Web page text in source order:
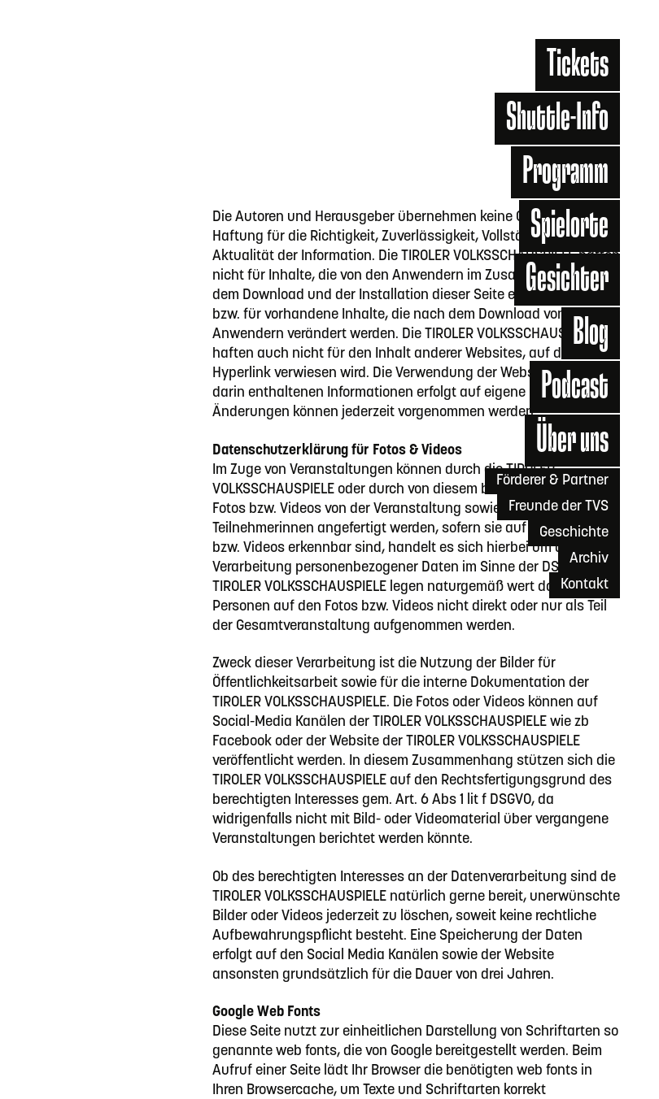
Tickets
Shuttle-Info
Menu
Programm
Spielorte
Gesichter
Blog
Podcast
Über uns
Förderer & Partner
Freunde der TVS
Geschichte
Archiv
Kontakt
Die Autoren und Herausgeber übernehmen keine Gewähr und
Haftung für die Richtigkeit, Zuverlässigkeit, Vollständigkeit und
Aktualität der Information. Die TIROLER VOLKSSCHAUSPIELE haften
nicht für Inhalte, die von den Anwendern im Zusammenhang mit
dem Download und der Installation dieser Seite erstellt werden,
bzw. für vorhandene Inhalte, die nach dem Download von den
Anwendern verändert werden. Die TIROLER VOLKSSCHAUSPIELE
haften auch nicht für den Inhalt anderer Websites, auf die mittels
Hyperlink verwiesen wird. Die Verwendung der Website und der
darin enthaltenen Informationen erfolgt auf eigene Gefahr.
Änderungen können jederzeit vorgenommen werden.
Datenschutzerklärung für Fotos & Videos
Im Zuge von Veranstaltungen können durch die TIROLER
VOLKSSCHAUSPIELE oder durch von diesem beauftragte Dritte
Fotos bzw. Videos von der Veranstaltung sowie den
Teilnehmerinnen angefertigt werden, sofern sie auf diesen Fotos
bzw. Videos erkennbar sind, handelt es sich hierbei um die
Verarbeitung personenbezogener Daten im Sinne der DSGVO. Die
TIROLER VOLKSSCHAUSPIELE legen naturgemäß wert darauf, dass
Personen auf den Fotos bzw. Videos nicht direkt oder nur als Teil
der Gesamtveranstaltung aufgenommen werden.
Zweck dieser Verarbeitung ist die Nutzung der Bilder für
Öffentlichkeitsarbeit sowie für die interne Dokumentation der
TIROLER VOLKSSCHAUSPIELE. Die Fotos oder Videos können auf
Social-Media Kanälen der TIROLER VOLKSSCHAUSPIELE wie zb
Facebook oder der Website der TIROLER VOLKSSCHAUSPIELE
veröffentlicht werden. In diesem Zusammenhang stützen sich die
TIROLER VOLKSSCHAUSPIELE auf den Rechtsfertigungsgrund des
berechtigten Interesses gem. Art. 6 Abs 1 lit f DSGVO, da
widrigenfalls nicht mit Bild- oder Videomaterial über vergangene
Veranstaltungen berichtet werden könnte.
Ob des berechtigten Interesses an der Datenverarbeitung sind de
TIROLER VOLKSSCHAUSPIELE natürlich gerne bereit, unerwünschte
Bilder oder Videos jederzeit zu löschen, soweit keine rechtliche
Aufbewahrungspflicht besteht. Eine Speicherung der Daten
erfolgt auf den Social Media Kanälen sowie der Website
ansonsten grundsätzlich für die Dauer von drei Jahren.
Google Web Fonts
Diese Seite nutzt zur einheitlichen Darstellung von Schriftarten so
genannte web fonts, die von Google bereitgestellt werden. Beim
Aufruf einer Seite lädt Ihr Browser die benötigten web fonts in
Ihren Browsercache, um Texte und Schriftarten korrekt